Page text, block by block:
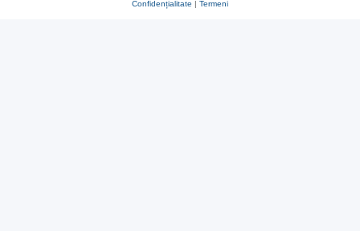
Confidențialitate | Termeni